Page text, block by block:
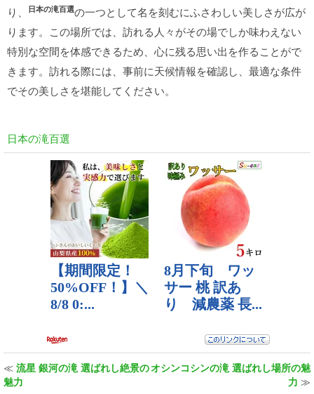
り、
日本の滝百選の一つとして名を刻むにふさわしい美しさが広が
ります。この場所では、訪れる人々がその場でしか味わえない
特別な空間を体感できるため、心に残る思い出を作ることがで
きます。訪れる際には、事前に天候情報を確認し、最適な条件
でその美しさを堪能してください。
日本の滝百選
≪ 流星 銀河の滝 選ばれし絶景の
魅力
オシンコシンの滝 選ばれし場所の魅
力 ≫